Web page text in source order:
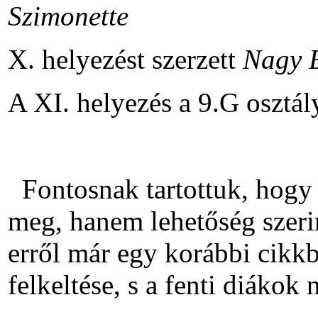
Szimonette
X. helyezést szerzett Nagy
A XI. helyezés a 9.G
Fontosnak tartottuk,
meg, hanem lehetőség
erről már egy korábbi
felkeltése, s a fenti diákok